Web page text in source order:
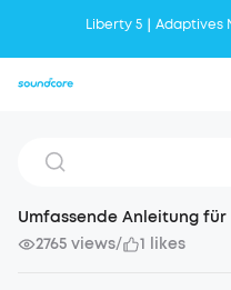
Liberty 5｜Adaptives
Umfassende Anleitung für
2765 views/ 1 likes